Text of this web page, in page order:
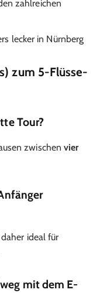
zahlreichen
lecker in Nürnberg
zum 5-Flüsse-
Tour?
zwischen vier
ideal für
mit dem E-